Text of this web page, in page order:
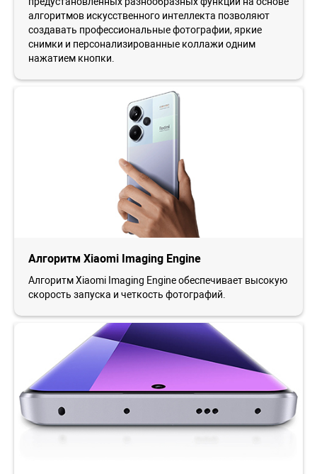
алгоритмов искусственного интеллекта позволяют
создавать профессиональные фотографии, яркие
снимки и персонализированные коллажи одним
нажатием кнопки.
Алгоритм Xiaomi Imaging Engine
Алгоритм Xiaomi Imaging Engine обеспечивает высокую
скорость запуска и четкость фотографий.